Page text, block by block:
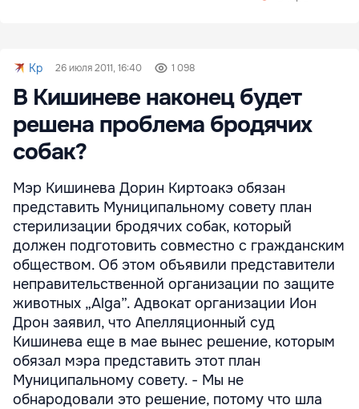
Kp 26 июля 2011, 16:40 1 098
В Кишиневе наконец будет
решена проблема бродячих
собак?
Мэр Кишинева Дорин Киртоакэ обязан
представить Муниципальному совету план
стерилизации бродячих собак, который
должен подготовить совместно с гражданским
обществом. Об этом объявили представители
неправительственной организации по защите
животных „Alga”. Адвокат организации Ион
Дрон заявил, что Апелляционный суд
Кишинева еще в мае вынес решение, которым
обязал мэра представить этот план
Муниципальному совету. - Мы не
обнародовали это решение, потому что шла